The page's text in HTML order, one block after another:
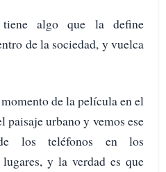
tiene algo que la define
de la sociedad, y vuelca
de la película en el
paisaje urbano y vemos ese
los teléfonos en los
y la verdad es que